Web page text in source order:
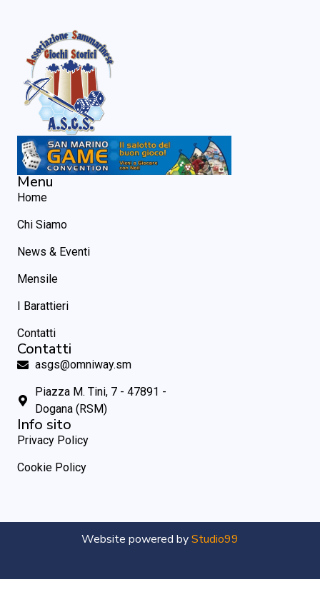
Menu
Home
Chi Siamo
News & Eventi
Mensile
I Barattieri
Contatti
Contatti
asgs@omniway.sm
Piazza M. Tini, 7 - 47891 -
Dogana (RSM)
Info sito
Privacy Policy
Cookie Policy
Website powered byStudio99